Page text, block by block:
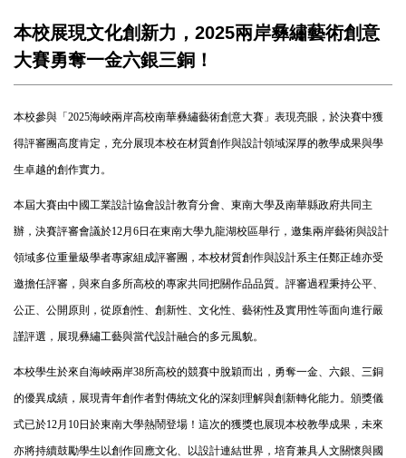
本校展現文化創新力，2025兩岸彝繡藝術創意
大賽勇奪一金六銀三銅！
本校參與「2025海峽兩岸高校南華彝繡藝術創意大賽」表現亮眼，於決賽中獲
得評審團高度肯定，充分展現本校在材質創作與設計領域深厚的教學成果與學
生卓越的創作實力。
本屆大賽由中國工業設計協會設計教育分會、東南大學及南華縣政府共同主
辦，決賽評審會議於12月6日在東南大學九龍湖校區舉行，邀集兩岸藝術與設計
領域多位重量級學者專家組成評審團，本校材質創作與設計系主任鄭正雄亦受
邀擔任評審，與來自多所高校的專家共同把關作品品質。評審過程秉持公平、
公正、公開原則，從原創性、創新性、文化性、藝術性及實用性等面向進行嚴
謹評選，展現彝繡工藝與當代設計融合的多元風貌。
本校學生於來自海峽兩岸38所高校的競賽中脫穎而出，勇奪一金、六銀、三銅
的優異成績，展現青年創作者對傳統文化的深刻理解與創新轉化能力。頒獎儀
式已於12月10日於東南大學熱鬧登場！這次的獲獎也展現本校教學成果，未來
亦將持續鼓勵學生以創作回應文化、以設計連結世界，培育兼具人文關懷與國